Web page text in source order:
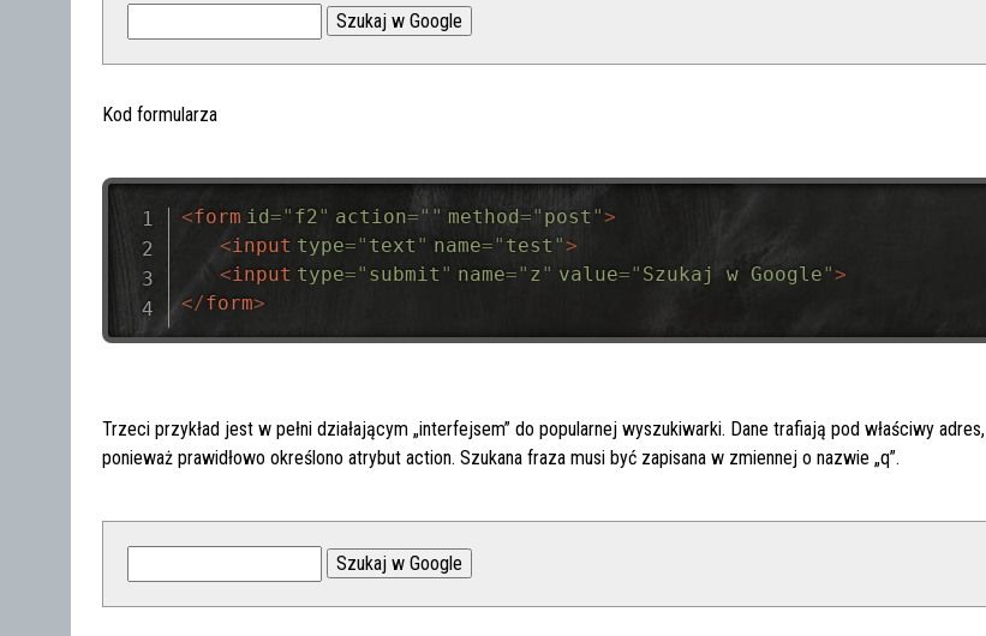
Kod formularza
<form id=" f2" action=" " method=" post ">
<input type=" text " name=" test ">
<input type=" submit " name=" z " value=" Szukaj w Google">
</form>
Trzeci przykład jest w pełni działającym „interfejsem” do popularnej wyszukiwarki. Dane trafiają pod właściwy adres,
ponieważ prawidłowo określono atrybut action. Szukana fraza musi być zapisana w zmiennej o nazwie „q”.